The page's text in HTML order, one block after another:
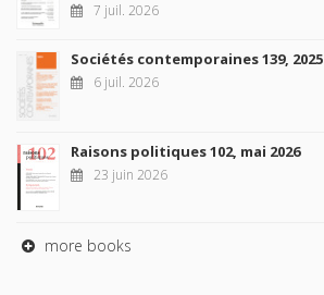
7 juil. 2026
Sociétés contemporaines 139, 2025
6 juil. 2026
Raisons politiques 102, mai 2026
23 juin 2026
more books